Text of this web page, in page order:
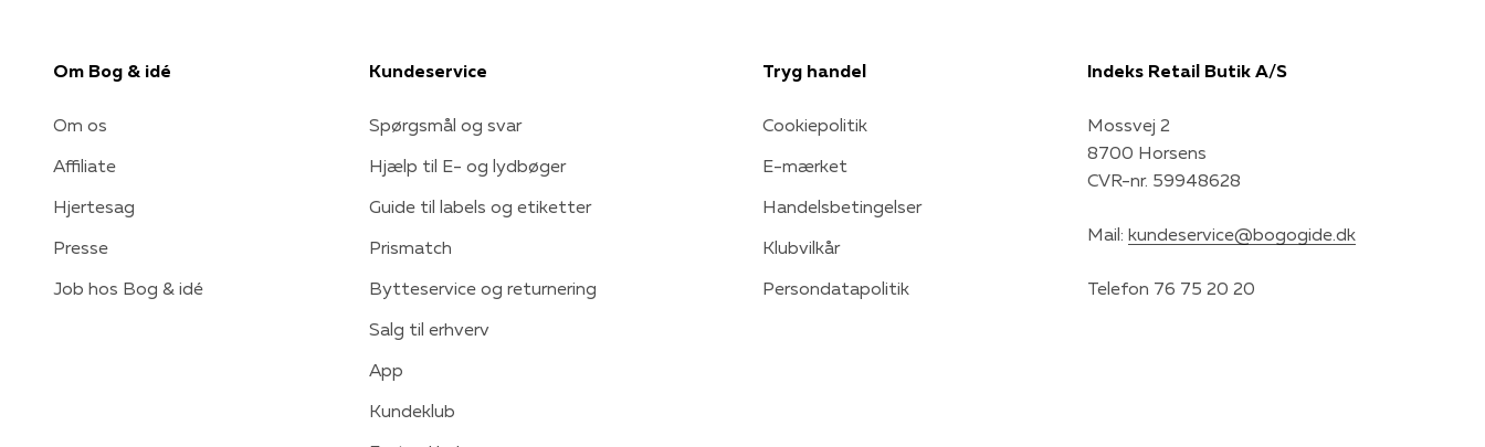
Om Bog & idé
Om os
Affiliate
Hjertesag
Presse
Job hos Bog & idé
Kundeservice
Spørgsmål og svar
Hjælp til E- og lydbøger
Guide til labels og etiketter
Prismatch
Bytteservice og returnering
Salg til erhverv
App
Kundeklub
Tryg handel
Cookiepolitik
E-mærket
Handelsbetingelser
Klubvilkår
Persondatapolitik
Indeks Retail Butik A/S
Mossvej 2
8700 Horsens
CVR-nr. 59948628
Mail: kundeservice@bogogide.dk
Telefon 76 75 20 20